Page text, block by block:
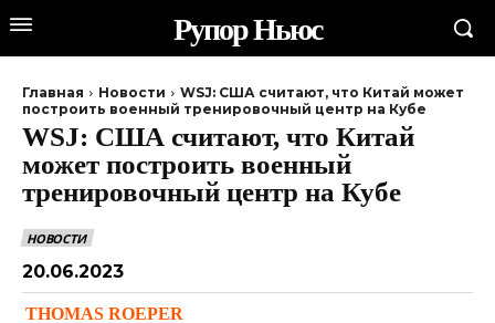
Рупор Ньюс
Главная Новости
WSJ: США считают, что Китай может
построить военный тренировочный центр на Кубе
WSJ: США считают, что Китай
может построить военный
тренировочный центр на Кубе
НОВОСТИ
20.06.2023
THOMAS ROEPER